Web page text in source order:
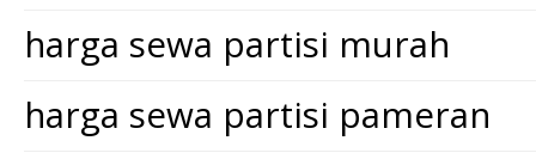
harga sewa partisi murah
harga sewa partisi pameran